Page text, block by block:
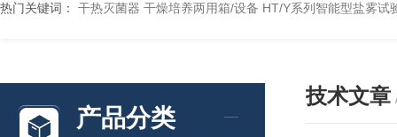
热门关键词： 干热灭菌器 干燥培养两用箱/设备 HT/Y系列智能型盐雾试
产品分类
技术文章